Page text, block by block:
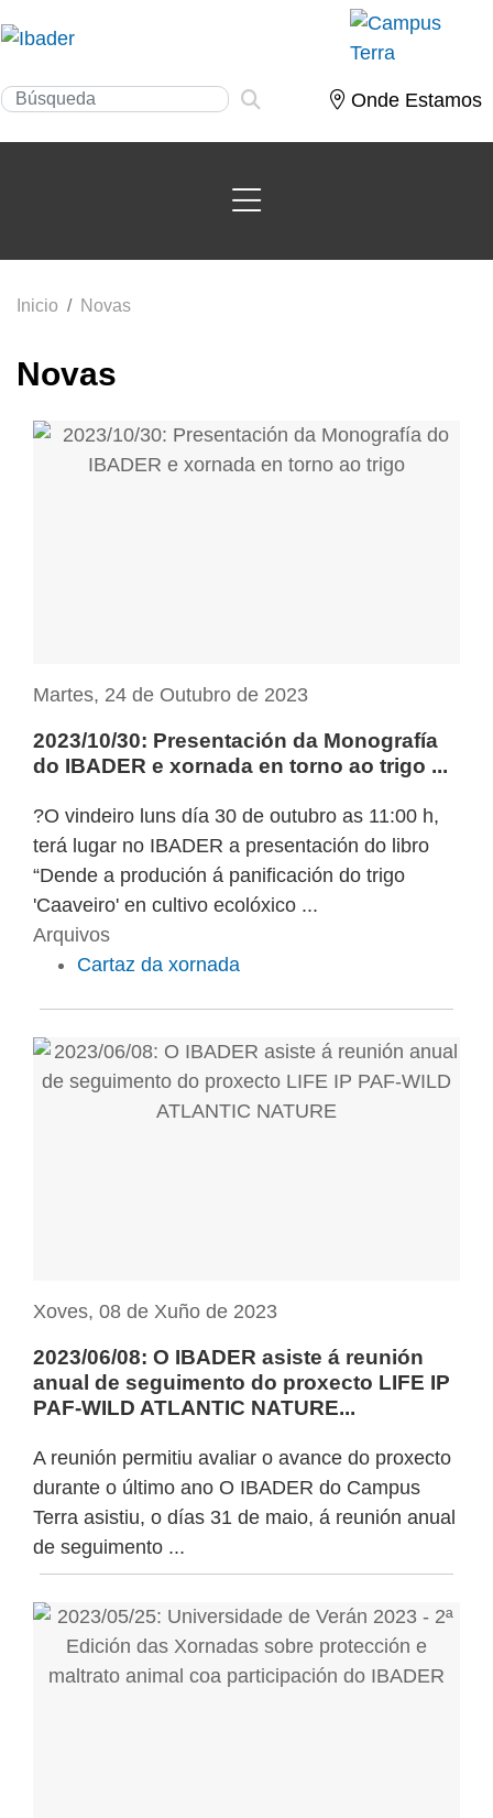
Onde Estamos
Inicio Novas
Novas
Martes, 24 de Outubro de 2023
2023/10/30: Presentación da Monografía
do IBADER e xornada en torno ao trigo ...
?O vindeiro luns día 30 de outubro as 11:00 h,
terá lugar no IBADER a presentación do libro
“Dende a produción á panificación do trigo
'Caaveiro' en cultivo ecolóxico ...
Arquivos
Cartaz da xornada
Xoves, 08 de Xuño de 2023
2023/06/08: O IBADER asiste á reunión
anual de seguimento do proxecto LIFE IP
PAF-WILD ATLANTIC NATURE...
A reunión permitiu avaliar o avance do proxecto
durante o último ano O IBADER do Campus
Terra asistiu, o días 31 de maio, á reunión anual
de seguimento ...